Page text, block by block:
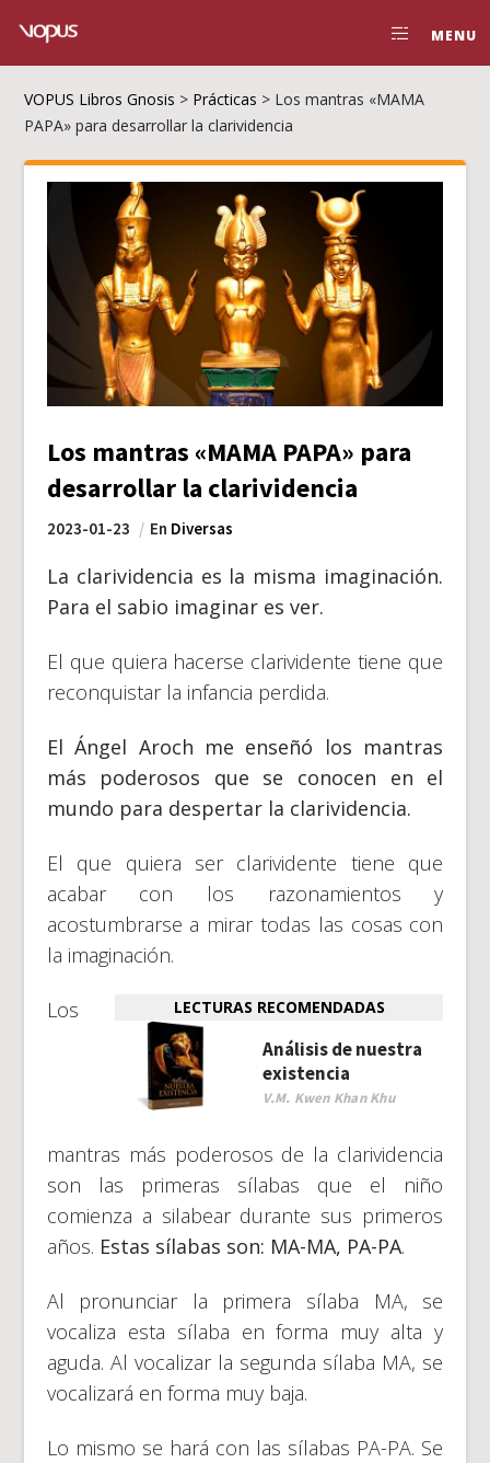
MENU
VOPUS Libros Gnosis > Prácticas > Los mantras «MAMA
PAPA» para desarrollar la clarividencia
Los mantras «MAMA PAPA» para
desarrollar la clarividencia
2023-01-23 En Diversas
La clarividencia es la misma imaginación.
Para el sabio imaginar es ver.
El que quiera hacerse clarividente tiene que
reconquistar la infancia perdida.
El Ángel Aroch me enseñó los mantras
más poderosos que se conocen en el
mundo para despertar la clarividencia.
El que quiera ser clarividente tiene que
acabar con los razonamientos y
acostumbrarse a mirar todas las cosas con
la imaginación.
LECTURAS RECOMENDADAS
Análisis de nuestra
existencia
V.M. Kwen Khan Khu
Los
mantras más poderosos de la clarividencia
son las primeras sílabas que el niño
comienza a silabear durante sus primeros
años. Estas sílabas son: MA-MA, PA-PA.
Al pronunciar la primera sílaba MA, se
vocaliza esta sílaba en forma muy alta y
aguda. Al vocalizar la segunda sílaba MA, se
vocalizará en forma muy baja.
Lo mismo se hará con las sílabas PA-PA. Se